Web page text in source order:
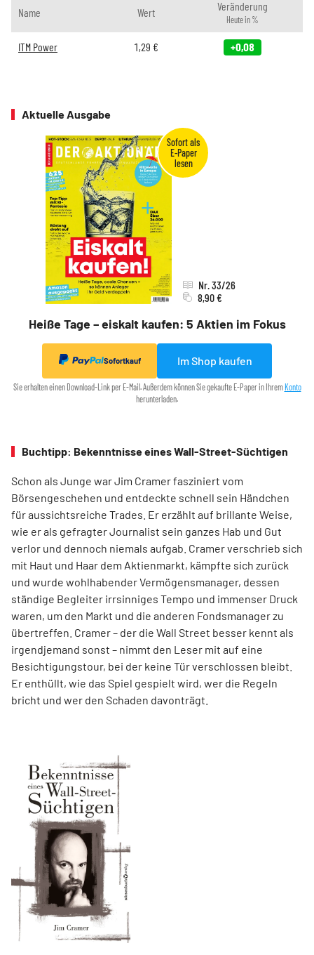
Name Wert Veränderung
Heute in %
ITM Power 1,29 € +0,08
Aktuelle Ausgabe
Heiße Tage – eiskalt kaufen: 5 Aktien im Fokus
Nr. 33/26
8,90 €
Sofortkauf Im Shop kaufen
Sie erhalten einen Download-Link per E-Mail. Außerdem können Sie gekaufte E-Paper in Ihrem Konto
herunterladen.
Buchtipp: Bekenntnisse eines Wall-Street-Süchtigen
Schon als Junge war Jim Cramer fasziniert vom
Börsengeschehen und entdeckte schnell sein Händchen
für aussichtsreiche Trades. Er erzählt auf brillante Weise,
wie er als gefragter Journalist sein ganzes Hab und Gut
verlor und dennoch niemals aufgab. Cramer verschrieb sich
mit Haut und Haar dem Aktienmarkt, kämpfte sich zurück
und wurde wohlhabender Vermögensmanager, dessen
ständige Begleiter irrsinniges Tempo und immenser Druck
waren, um den Markt und die anderen Fondsmanager zu
übertreffen. Cramer – der die Wall Street besser kennt als
irgendjemand sonst – nimmt den Leser mit auf eine
Besichtigungstour, bei der keine Tür verschlossen bleibt.
Er enthüllt, wie das Spiel gespielt wird, wer die Regeln
bricht und wer den Schaden davonträgt.